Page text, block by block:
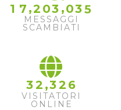
1 7 ,2 03 ,035
MESSAGGI
SCAMBIATI
32 ,32 6
VISITATORI
ONLINE